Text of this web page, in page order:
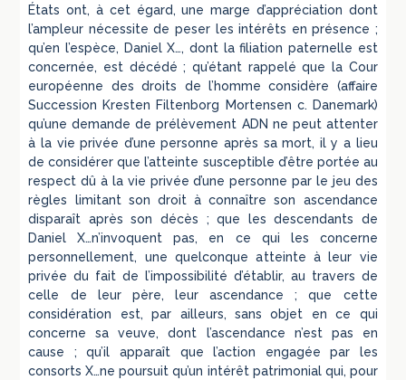
États ont, à cet égard, une marge d’appréciation dont
l’ampleur nécessite de peser les intérêts en présence ;
qu’en l’espèce, Daniel X…, dont la filiation paternelle est
concernée, est décédé ; qu’étant rappelé que la Cour
européenne des droits de l’homme considère (affaire
Succession Kresten Filtenborg Mortensen c. Danemark)
qu’une demande de prélèvement ADN ne peut attenter
à la vie privée d’une personne après sa mort, il y a lieu
de considérer que l’atteinte susceptible d’être portée au
respect dû à la vie privée d’une personne par le jeu des
règles limitant son droit à connaître son ascendance
disparaît après son décès ; que les descendants de
Daniel X…n’invoquent pas, en ce qui les concerne
personnellement, une quelconque atteinte à leur vie
privée du fait de l’impossibilité d’établir, au travers de
celle de leur père, leur ascendance ; que cette
considération est, par ailleurs, sans objet en ce qui
concerne sa veuve, dont l’ascendance n’est pas en
cause ; qu’il apparaît que l’action engagée par les
consorts X…ne poursuit qu’un intérêt patrimonial qui, pour